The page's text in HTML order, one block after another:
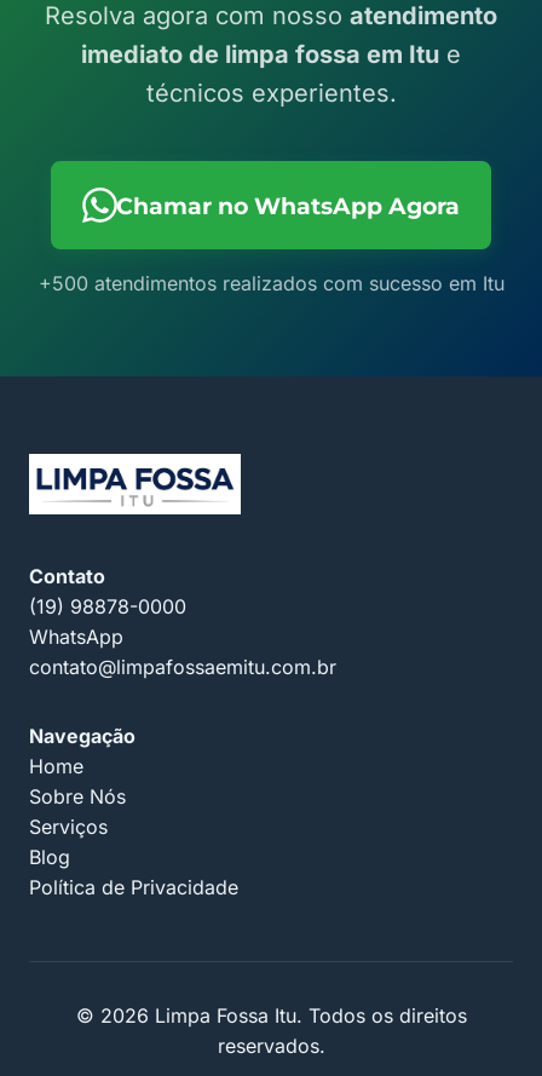
Resolva agora com nosso atendimento
imediato de limpa fossa em Itu e
técnicos experientes.
Chamar no WhatsApp Agora
+500 atendimentos realizados com sucesso em Itu
Contato
(19) 98878-0000
WhatsApp
contato@limpafossaemitu.com.br
Navegação
Home
Sobre Nós
Serviços
Blog
Política de Privacidade
© 2026 Limpa Fossa Itu. Todos os direitos
reservados.